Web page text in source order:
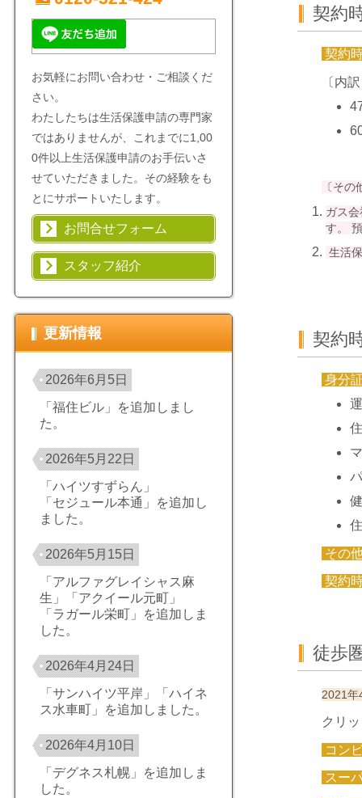
契約
契約
〔内
〔そ
ガス
す。
生活
契約
身分
その
契約
徒歩
2021年
クリ
コン
スー
お気軽にお問い合わせ・ご相談くだ
さい。
わたしたちは生活保護申請の専門家
ではありませんが、これまでに1,00
0件以上生活保護申請のお手伝いさ
せていただきました。その経験をも
とにサポートいたします。
お問合せフォーム
スタッフ紹介
更新情報
2026年6月5日
「福住ビル」を追加しまし
た。
2026年5月22日
「ハイツすずらん」
「セジュール本通」を追加し
ました。
2026年5月15日
「アルファグレイシャス麻
生」「アクイール元町」
「ラガール栄町」を追加しま
した。
2026年4月24日
「サンハイツ平岸」「ハイネ
ス水車町」を追加しました。
2026年4月10日
「デグネス札幌」を追加しま
した。